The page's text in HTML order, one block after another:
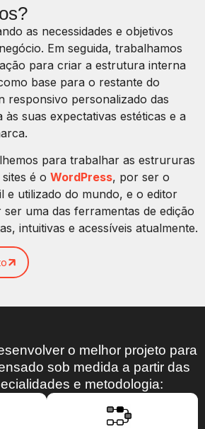
as necessidades e objetivos
Em seguida, trabalhamos
para criar a estrutura interna
base para o restante do
responsivo personalizado das
suas expectativas estéticas e a
para trabalhar as estrururas
é o WordPress, por ser o
e utilizado do mundo, e o editor
ser uma das ferramentas de edição
intuitivas e acessíveis atualmente.
o melhor projeto para
sob medida a partir das
e metodologia: